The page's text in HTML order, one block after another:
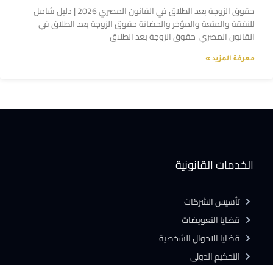
حقوق الزوجة بعد الطلاق في القانون المصري 2026 | دليل شامل
للنفقة والمتعة والمؤخر والحضانة حقوق الزوجة بعد الطلاق في
القانون المصري حقوق الزوجة بعد الطلاق
معرفة المزيد »
الخدمات القانونية
تأسيس الشركات
قضايا التعويضات
قضايا الاحوال الشخصية
التحكيم الدولى